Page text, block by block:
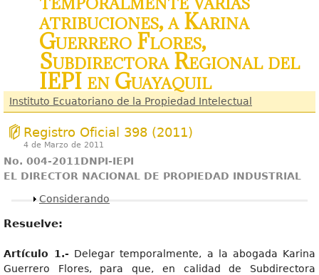
atribuciones, a Karina
Guerrero Flores,
Subdirectora Regional del
IEPI en Guayaquil
Instituto Ecuatoriano de la Propiedad Intelectual
Registro Oficial 398 (2011)
4 de Marzo de 2011
No. 004-2011DNPI-IEPI
EL DIRECTOR NACIONAL DE PROPIEDAD INDUSTRIAL
Mostrar
Considerando
Resuelve:
Artículo 1.- Delegar temporalmente, a la abogada Karina
Guerrero Flores, para que, en calidad de Subdirectora